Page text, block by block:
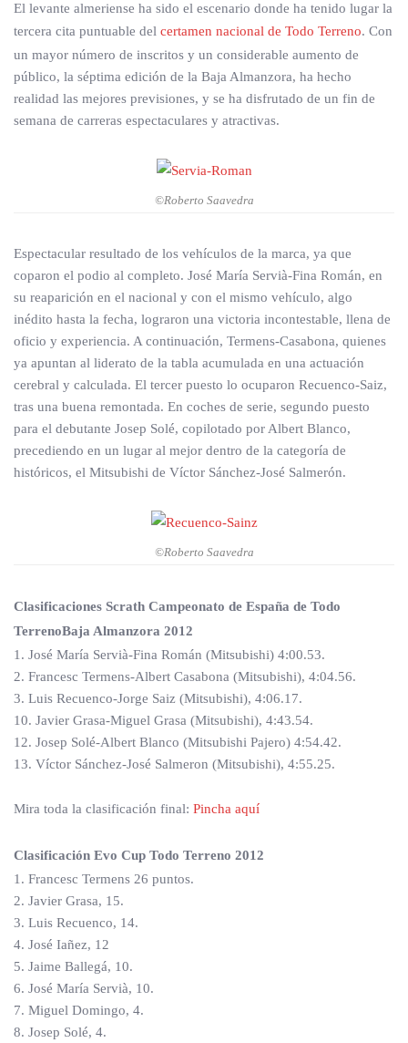
El levante almeriense ha sido el escenario donde ha tenido lugar la
tercera cita puntuable del certamen nacional de Todo Terreno. Con
un mayor número de inscritos y un considerable aumento de
público, la séptima edición de la Baja Almanzora, ha hecho
realidad las mejores previsiones, y se ha disfrutado de un fin de
semana de carreras espectaculares y atractivas.
©Roberto Saavedra
Espectacular resultado de los vehículos de la marca, ya que
coparon el podio al completo. José María Servià-Fina Román, en
su reaparición en el nacional y con el mismo vehículo, algo
inédito hasta la fecha, lograron una victoria incontestable, llena de
oficio y experiencia. A continuación, Termens-Casabona, quienes
ya apuntan al liderato de la tabla acumulada en una actuación
cerebral y calculada. El tercer puesto lo ocuparon Recuenco-Saiz,
tras una buena remontada. En coches de serie, segundo puesto
para el debutante Josep Solé, copilotado por Albert Blanco,
precediendo en un lugar al mejor dentro de la categoría de
históricos, el Mitsubishi de Víctor Sánchez-José Salmerón.
©Roberto Saavedra
Clasificaciones Scrath Campeonato de España de Todo
TerrenoBaja Almanzora 2012
1. José María Servià-Fina Román (Mitsubishi) 4:00.53.
2. Francesc Termens-Albert Casabona (Mitsubishi), 4:04.56.
3. Luis Recuenco-Jorge Saiz (Mitsubishi), 4:06.17.
10. Javier Grasa-Miguel Grasa (Mitsubishi), 4:43.54.
12. Josep Solé-Albert Blanco (Mitsubishi Pajero) 4:54.42.
13. Víctor Sánchez-José Salmeron (Mitsubishi), 4:55.25.
Mira toda la clasificación final: Pincha aquí
Clasificación Evo Cup Todo Terreno 2012
1. Francesc Termens 26 puntos.
2. Javier Grasa, 15.
3. Luis Recuenco, 14.
4. José Iañez, 12
5. Jaime Ballegá, 10.
6. José María Servià, 10.
7. Miguel Domingo, 4.
8. Josep Solé, 4.